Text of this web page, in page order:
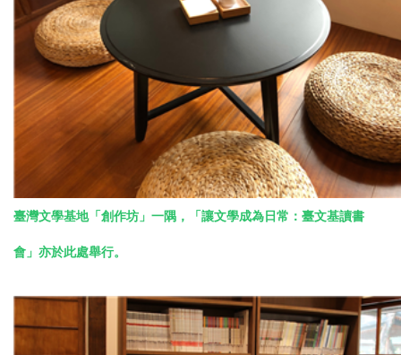
臺灣文學基地「創作坊」一隅，「讓文學成為日常：臺文基讀書
會」亦於此處舉行。